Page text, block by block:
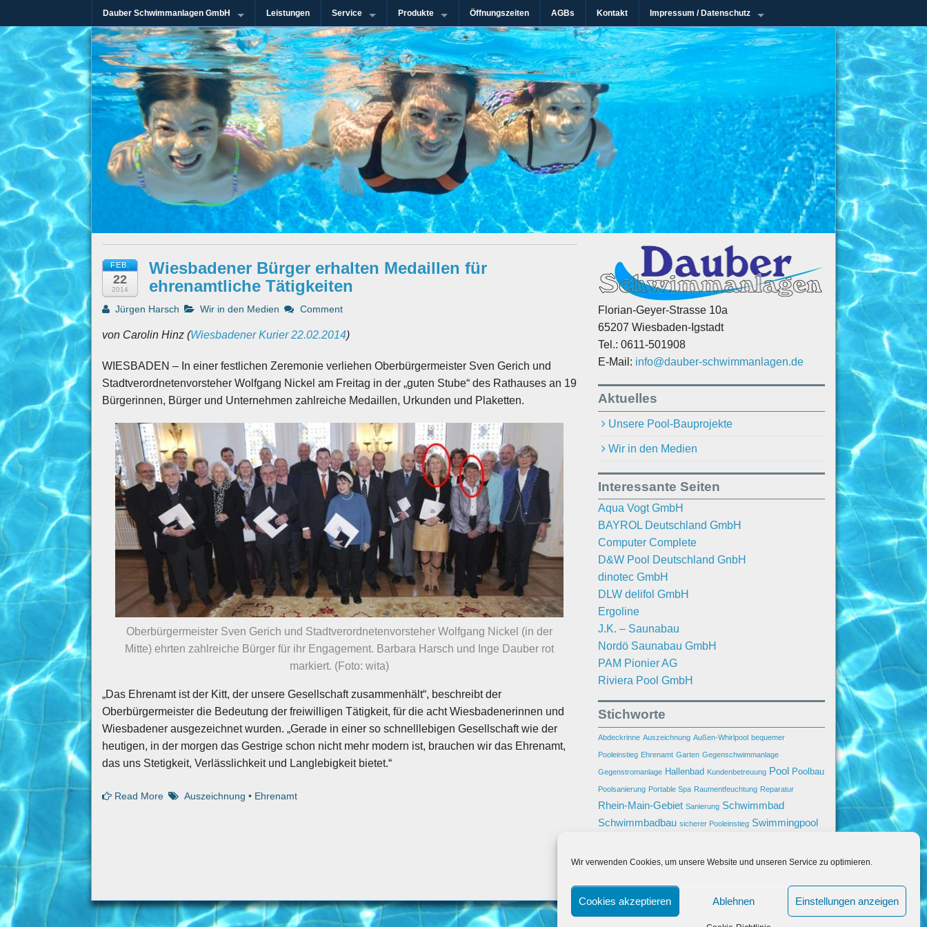
Wir verwenden Cookies, um unsere Website und unseren Service zu optimieren.
Cookies akzeptieren Ablehnen Einstellungen anzeigen
Dauber Schwimmanlagen GmbH Leistungen Service Produkte Öffnungszeiten AGBs Kontakt Impressum / Datenschutz
Dauber Schwimmanlagen GmbH
Seit mehr als 45 Jahren im Rhein-Main-Gebiet
FEB.
22
2014
Wiesbadener Bürger erhalten Medaillen für
ehrenamtliche Tätigkeiten
Jürgen Harsch Wir in den Medien Comment
von Carolin Hinz (Wiesbadener Kurier 22.02.2014)
WIESBADEN – In einer festlichen Zeremonie verliehen Oberbürgermeister Sven Gerich und
Stadtverordnetenvorsteher Wolfgang Nickel am Freitag in der „guten Stube“ des Rathauses an 19
Bürgerinnen, Bürger und Unternehmen zahlreiche Medaillen, Urkunden und Plaketten.
Oberbürgermeister Sven Gerich und Stadtverordnetenvorsteher Wolfgang Nickel (in der
Mitte) ehrten zahlreiche Bürger für ihr Engagement. Barbara Harsch und Inge Dauber rot
markiert. (Foto: wita)
„Das Ehrenamt ist der Kitt, der unsere Gesellschaft zusammenhält“, beschreibt der
Oberbürgermeister die Bedeutung der freiwilligen Tätigkeit, für die acht Wiesbadenerinnen und
Wiesbadener ausgezeichnet wurden. „Gerade in einer so schnelllebigen Gesellschaft wie der
heutigen, in der morgen das Gestrige schon nicht mehr modern ist, brauchen wir das Ehrenamt,
das uns Stetigkeit, Verlässlichkeit und Langlebigkeit bietet.“
Read More Auszeichnung • Ehrenamt
Florian-Geyer-Strasse 10a
65207 Wiesbaden-Igstadt
Tel.: 0611-501908
E-Mail: info@dauber-schwimmanlagen.de
Aktuelles
Unsere Pool-Bauprojekte
Wir in den Medien
Interessante Seiten
Aqua Vogt GmbH
BAYROL Deutschland GmbH
Computer Complete
D&W Pool Deutschland GnbH
dinotec GmbH
DLW delifol GmbH
Ergoline
J.K. – Saunabau
Nordö Saunabau GmbH
PAM Pionier AG
Riviera Pool GmbH
Stichworte
Abdeckrinne Auszeichnung Außen-Whirlpool bequemer
Pooleinstieg Ehrenamt Garten Gegenschwimmanlage
Gegenstromanlage Hallenbad Kundenbetreuung Pool Poolbau
Poolsanierung Portable Spa Raumentfeuchtung Reparatur
Rhein-Main-Gebiet Sanierung Schwimmbad
Schwimmbadbau sicherer Pooleinstieg Swimmingpool
Unterwasserbeleuchtung Villa Wasseraufbereitung Wasserpflege